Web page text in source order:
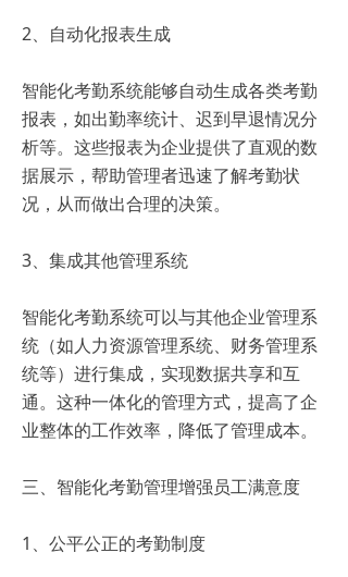
2、自动化报表生成
智能化考勤系统能够自动生成各类考勤
报表，如出勤率统计、迟到早退情况分
析等。这些报表为企业提供了直观的数
据展示，帮助管理者迅速了解考勤状
况，从而做出合理的决策。
3、集成其他管理系统
智能化考勤系统可以与其他企业管理系
统（如人力资源管理系统、财务管理系
统等）进行集成，实现数据共享和互
通。这种一体化的管理方式，提高了企
业整体的工作效率，降低了管理成本。
三、智能化考勤管理增强员工满意度
1、公平公正的考勤制度